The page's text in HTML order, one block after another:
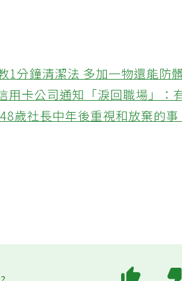
分鐘清潔法 多加一物還能防
卡公司通知「淚回職場」：
歲社長中年後重視和放棄的